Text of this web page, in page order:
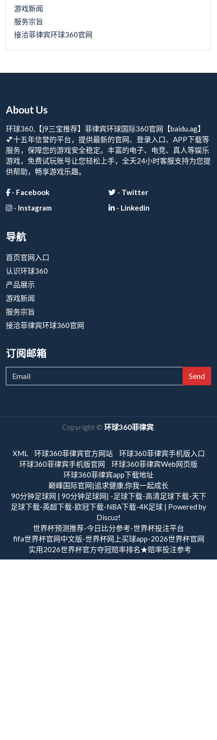
游戏新闻
服务宗旨
接洽菲律宾环球360官网
About Us
环球360,【j9三宝推荐】菲律宾环球国际360官网【baidu.ag】
💕十五年信誉的平台，提供最新的官网、登录入口、APP下载等
服务，保障您的游戏安全稳定。丰富的电子、电竞、真人等娱乐
游戏，免费试玩账号让您轻松上手，全天24小时客服支持为您提
供帮助，畅享游戏乐趣。
- Facebook - Twitter
- Instagram - Linkedin
导航
首页官网入口
认识环球360
产品展示
游戏新闻
服务宗旨
接洽菲律宾环球360官网
订阅邮箱
Send
Copyright © 环球360菲律宾.
XML 环球360菲律宾官方网站
环球360菲律宾手机版入口
环球360菲律宾手机版官网
环球360菲律宾Web网页版
环球360菲律宾app下载地址
巅峰国际官网|追求健康,你我一起成长
90分钟足球网 | 90分钟足球网| -足球下载-高清足球下载-天下
足球下载-英超下载-欧冠下载-NBA下载-4K足球 | Powered by
Discuz!
世界杯预测推荐-今日比分参考-世界杯投注平台
fifa世界杯官网中文版-世界杯网上买球app-2026世界杯官网
实用2026世界杯官方夺冠赔率排名★赔率投注参考